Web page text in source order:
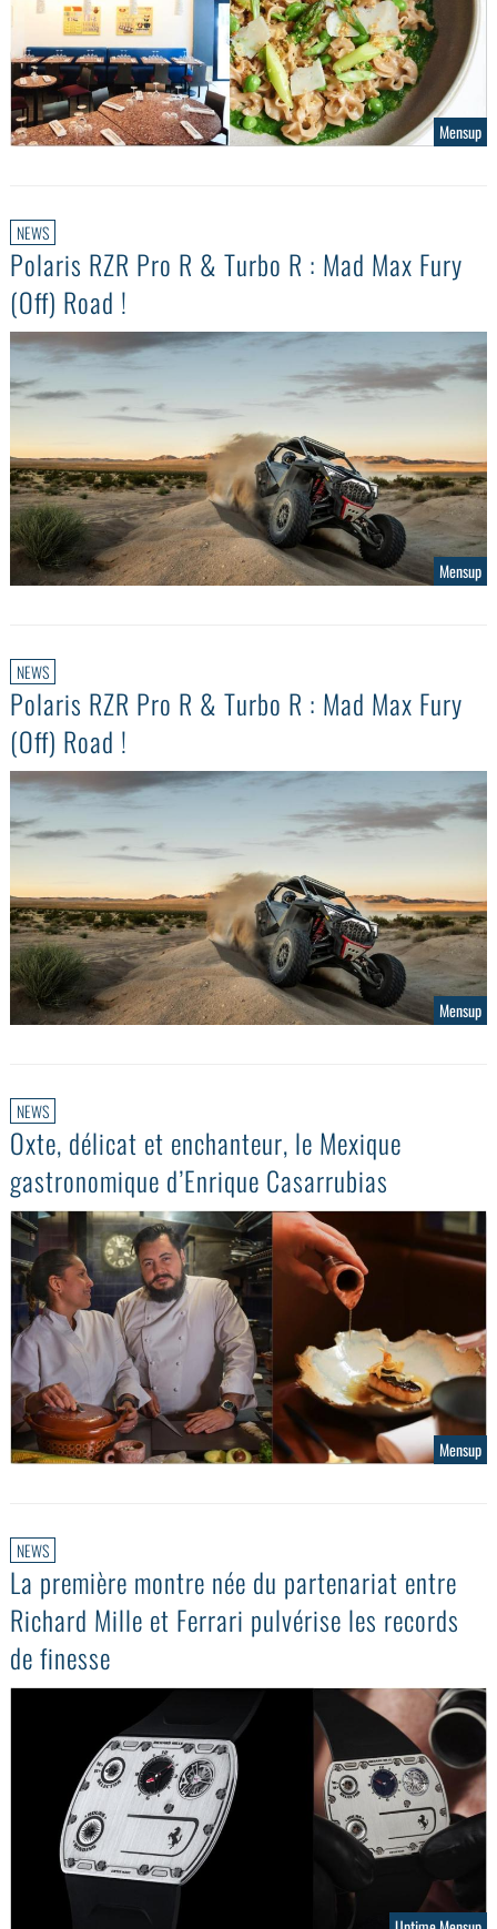
Mensup
NEWS
Polaris RZR Pro R & Turbo R : Mad Max Fury
(Off) Road !
Mensup
NEWS
Polaris RZR Pro R & Turbo R : Mad Max Fury
(Off) Road !
Mensup
NEWS
Oxte, délicat et enchanteur, le Mexique
gastronomique d’Enrique Casarrubias
Mensup
NEWS
La première montre née du partenariat entre
Richard Mille et Ferrari pulvérise les records
de finesse